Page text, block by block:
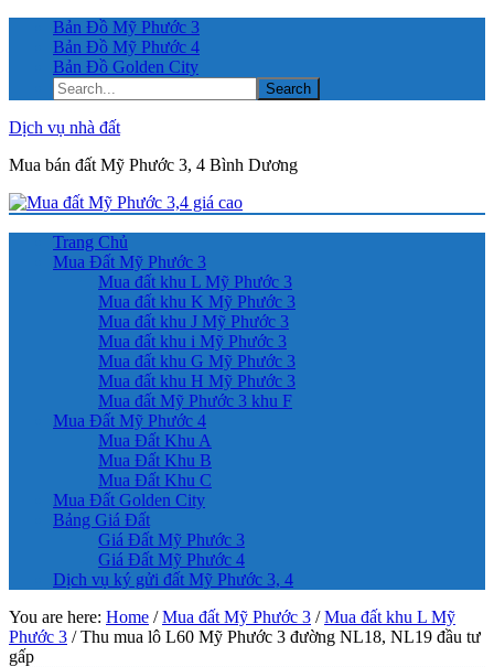
Bản Đồ Mỹ Phước 3
Bản Đồ Mỹ Phước 4
Bản Đồ Golden City
Search...
Dịch vụ nhà đất
Mua bán đất Mỹ Phước 3, 4 Bình Dương
Trang Chủ
Mua Đất Mỹ Phước 3
Mua đất khu L Mỹ Phước 3
Mua đất khu K Mỹ Phước 3
Mua đất khu J Mỹ Phước 3
Mua đất khu i Mỹ Phước 3
Mua đất khu G Mỹ Phước 3
Mua đất khu H Mỹ Phước 3
Mua đất Mỹ Phước 3 khu F
Mua Đất Mỹ Phước 4
Mua Đất Khu A
Mua Đất Khu B
Mua Đất Khu C
Mua Đất Golden City
Bảng Giá Đất
Giá Đất Mỹ Phước 3
Giá Đất Mỹ Phước 4
Dịch vụ ký gửi đất Mỹ Phước 3, 4
You are here: Home / Mua đất Mỹ Phước 3 / Mua đất khu L Mỹ
Phước 3 /Thu mua lô L60 Mỹ Phước 3 đường NL18, NL19 đầu tư
gấp